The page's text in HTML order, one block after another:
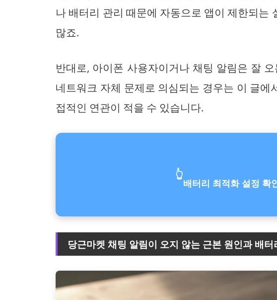
나 배터리 관리 때문에 자동으로 앱이 제한되는
많죠.
반대로, 아이폰 사용자이거나 채팅 알림은 잘
네트워크 자체 문제로 의심되는 경우는 이 글에
접적인 연관이 적을 수 있습니다.
👆
배터리 최적화 설정 확
당근마켓 채팅 알림이 오지 않는 근본 원인과 배